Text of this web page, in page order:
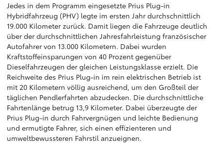
Jedes in dem Programm eingesetzte Prius Plug-in
Hybridfahrzeug (PHV) legte im ersten Jahr durchschnittlich
19.000 Kilometer zurück. Damit liegen die Fahrzeuge deutlich
über der durchschnittlichen Jahresfahrleistung französischer
Autofahrer von 13.000 Kilometern. Dabei wurden
Kraftstoffeinsparungen von 40 Prozent gegenüber
Dieselfahrzeugen der gleichen Leistungsklasse erzielt. Die
Reichweite des Prius Plug-in im rein elektrischen Betrieb ist
mit 20 Kilometern völlig ausreichend, um den Großteil der
täglichen Pendlerfahrten abzudecken. Die durchschnittliche
Fahrtenlänge betrug 13,9 Kilometer. Dabei überzeugte der
Prius Plug-in durch Fahrvergnügen und leichte Bedienung
und ermutigte Fahrer, sich einen effizienteren und
umweltbewussteren Fahrstil anzueignen.